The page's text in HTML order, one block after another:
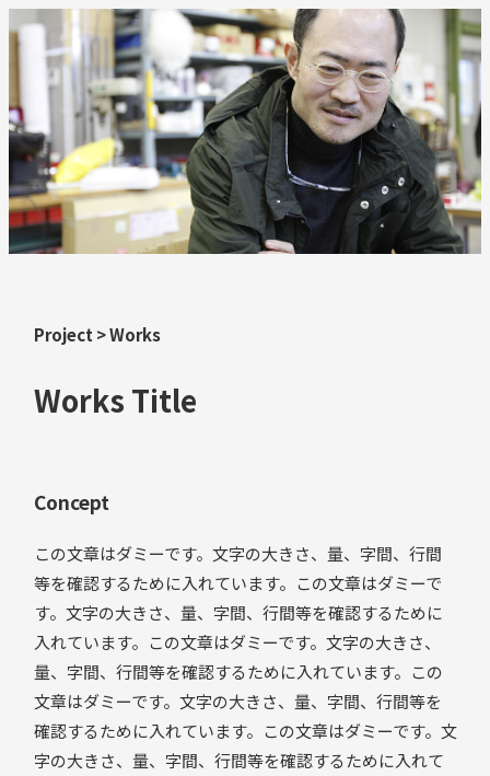
Project >Works
Works Title
Concept
この文章はダミーです。文字の大きさ、量、字間、行間
等を確認するために入れています。この文章はダミーで
す。文字の大きさ、量、字間、行間等を確認するために
入れています。この文章はダミーです。文字の大きさ、
量、字間、行間等を確認するために入れています。この
文章はダミーです。文字の大きさ、量、字間、行間等を
確認するために入れています。この文章はダミーです。文
字の大きさ、量、字間、行間等を確認するために入れて